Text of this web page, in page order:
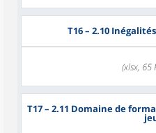
T16– 2.10
(xlsx, 65
T17– 2.11 Domaine de